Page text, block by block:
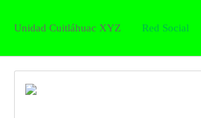
Unidad Cuitláhuac XYZ Red Social